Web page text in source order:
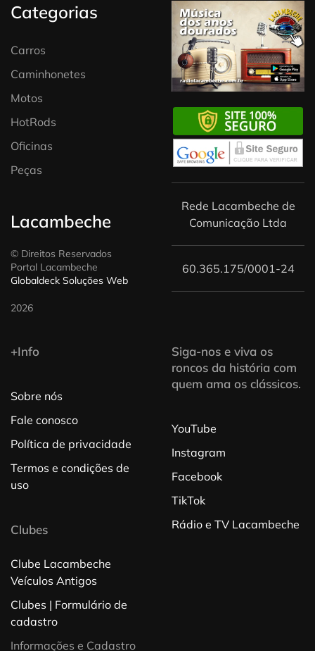
Categorias
Carros
Caminhonetes
Motos
HotRods
Oficinas
Peças
Lacambeche
© Direitos Reservados
Portal Lacambeche
Globaldeck Soluções Web
2026
Rede Lacambeche de
Comunicação Ltda
60.365.175/0001-24
+Info
Sobre nós
Fale conosco
Política de privacidade
Termos e condições de
uso
Clubes
Clube Lacambeche
Veículos Antigos
Clubes | Formulário de
cadastro
Informações e Cadastro
Siga-nos e viva os
roncos da história com
quem ama os clássicos.
YouTube
Instagram
Facebook
TikTok
Rádio e TV Lacambeche